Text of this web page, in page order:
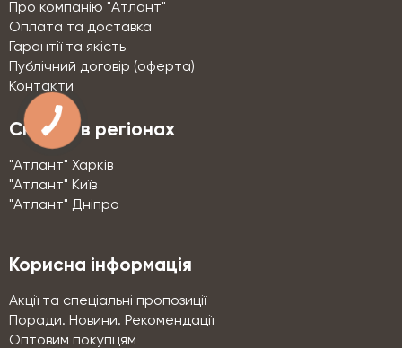
Про компанію "Атлант"
Оплата та доставка
Гарантії та якість
Публічний договір (оферта)
Контакти
Склади в регіонах
"Атлант" Харків
"Атлант" Київ
"Атлант" Дніпро
Корисна інформація
Акції та спеціальні пропозиції
Поради. Новини. Рекомендації
Оптовим покупцям